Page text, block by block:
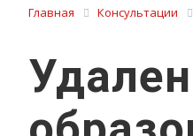
Главная Консультации